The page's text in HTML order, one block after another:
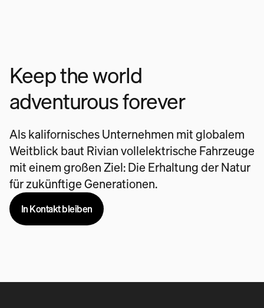
Keep the world
adventurous forever
Als kalifornisches Unternehmen mit globalem
Weitblick baut Rivian vollelektrische Fahrzeuge
mit einem großen Ziel: Die Erhaltung der Natur
für zukünftige Generationen.
In Kontakt bleiben